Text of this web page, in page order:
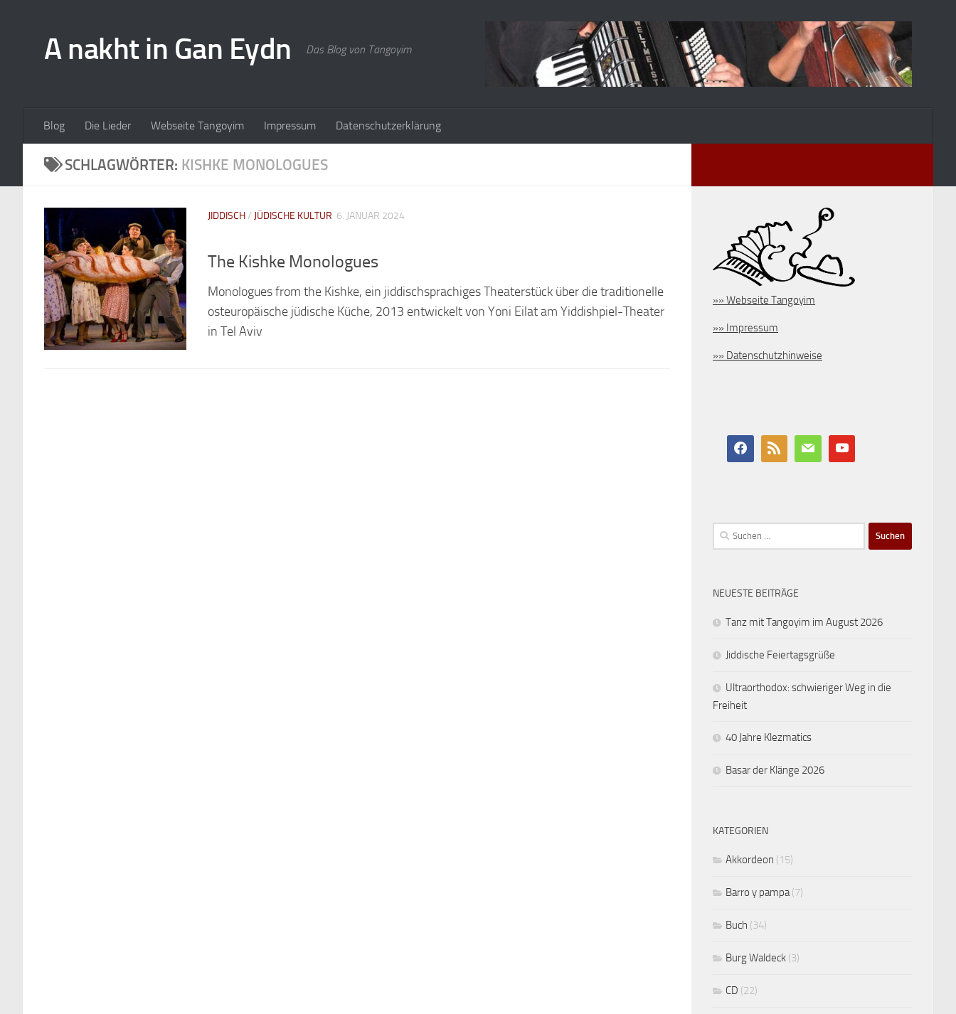
A nakht in Gan Eydn Das Blog von Tangoyim
Blog Die Lieder Webseite Tangoyim Impressum Datenschutzerklärung
SCHLAGWÖRTER: KISHKE MONOLOGUES
JIDDISCH/ JÜDISCHE KULTUR 6. JANUAR 2024
The Kishke Monologues
Monologues from the Kishke, ein jiddischsprachiges Theaterstück über die traditionelle
osteuropäische jüdische Küche, 2013 entwickelt von Yoni Eilat am Yiddishpiel-Theater
in Tel Aviv
»» Webseite Tangoyim
»» Impressum
»» Datenschutzhinweise
Suchen
nach:
NEUESTE BEITRÄGE
Tanz mit Tangoyim im August 2026
Jiddische Feiertagsgrüße
Ultraorthodox: schwieriger Weg in die
Freiheit
40 Jahre Klezmatics
Basar der Klänge 2026
KATEGORIEN
Akkordeon (15)
Barro y pampa (7)
Buch (34)
Burg Waldeck (3)
CD (22)